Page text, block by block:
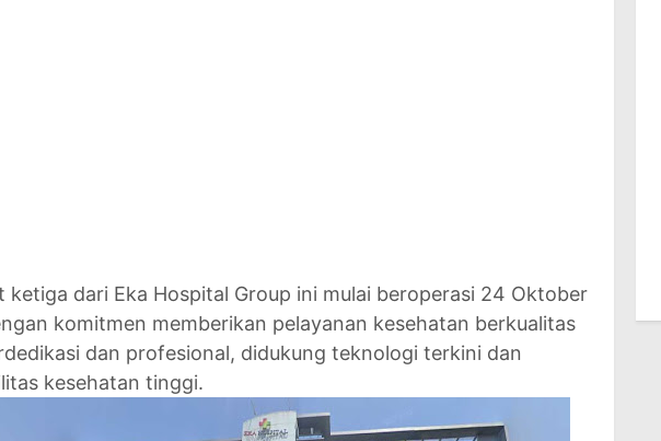
ketiga dari Eka Hospital Group ini mulai beroperasi 24 Oktober
komitmen memberikan pelayanan kesehatan berkualitas
dan profesional, didukung teknologi terkini dan
kesehatan tinggi.